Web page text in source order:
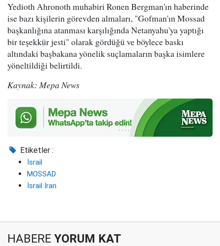
Yedioth Ahronoth muhabiri Ronen Bergman'ın haberinde
ise bazı kişilerin görevden almaları, "Gofman'ın Mossad
başkanlığına atanması karşılığında Netanyahu'ya yaptığı
bir teşekkür jesti" olarak gördüğü ve böylece baskı
altındaki başbakana yönelik suçlamaların başka isimlere
yöneltildiği belirtildi.
Kaynak: Mepa News
Etiketler :
İsrail
MOSSAD
İsrail İran
HABERE YORUM KAT